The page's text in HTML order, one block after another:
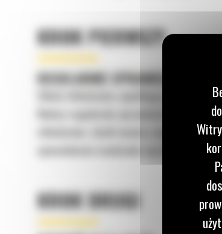
KROK PIERWSZY
REGULARNIE SPRAWDZAJ
Układ chłodzenia zapobiega
Należy regularnie sprawdzać te
chłodzenia. Jeżeli musisz uzupełnić
spowodować osadzanie się kamienia i
KROK DRUGI